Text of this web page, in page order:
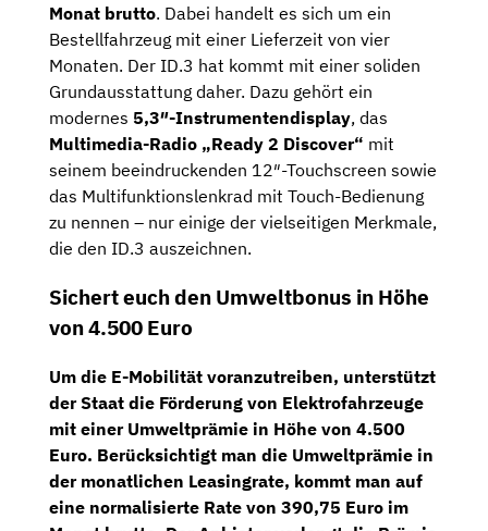
Monat brutto. Dabei handelt es sich um ein
Bestellfahrzeug mit einer Lieferzeit von vier
Monaten. Der ID.3 hat kommt mit einer soliden
Grundausstattung daher. Dazu gehört ein
modernes 5,3″-Instrumentendisplay, das
Multimedia-Radio „Ready 2 Discover“ mit
seinem beeindruckenden 12″-Touchscreen sowie
das Multifunktionslenkrad mit Touch-Bedienung
zu nennen – nur einige der vielseitigen Merkmale,
die den ID.3 auszeichnen.
Sichert euch den Umweltbonus in Höhe
von 4.500 Euro
Um die E-Mobilität voranzutreiben, unterstützt
der Staat die Förderung von Elektrofahrzeuge
mit einer Umweltprämie in Höhe von 4.500
Euro. Berücksichtigt man die Umweltprämie in
der monatlichen Leasingrate, kommt man auf
eine normalisierte Rate von 390,75 Euro im